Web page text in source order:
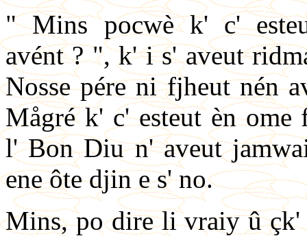
" Mins pocwè k' c'
avént ? ", k' i s' aveut
Nosse pére ni fjheut nén
Mågré k' c' esteut èn
l' Bon Diu n' aveut
ene ôte djin e s' no.
Mins, po dire li vraiy û çk'